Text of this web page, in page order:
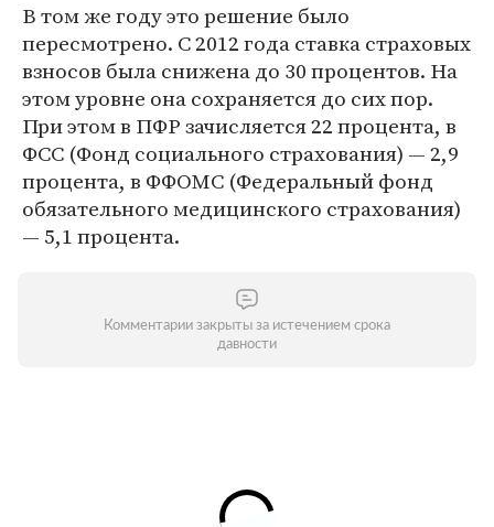
В том же году это решение было
пересмотрено. С 2012 года ставка страховых
взносов была снижена до 30 процентов. На
этом уровне она сохраняется до сих пор.
При этом в ПФР зачисляется 22 процента, в
ФСС (Фонд социального страхования) — 2,9
процента, в ФФОМС (Федеральный фонд
обязательного медицинского страхования)
— 5,1 процента.
Комментарии закрыты за истечением срока
давности